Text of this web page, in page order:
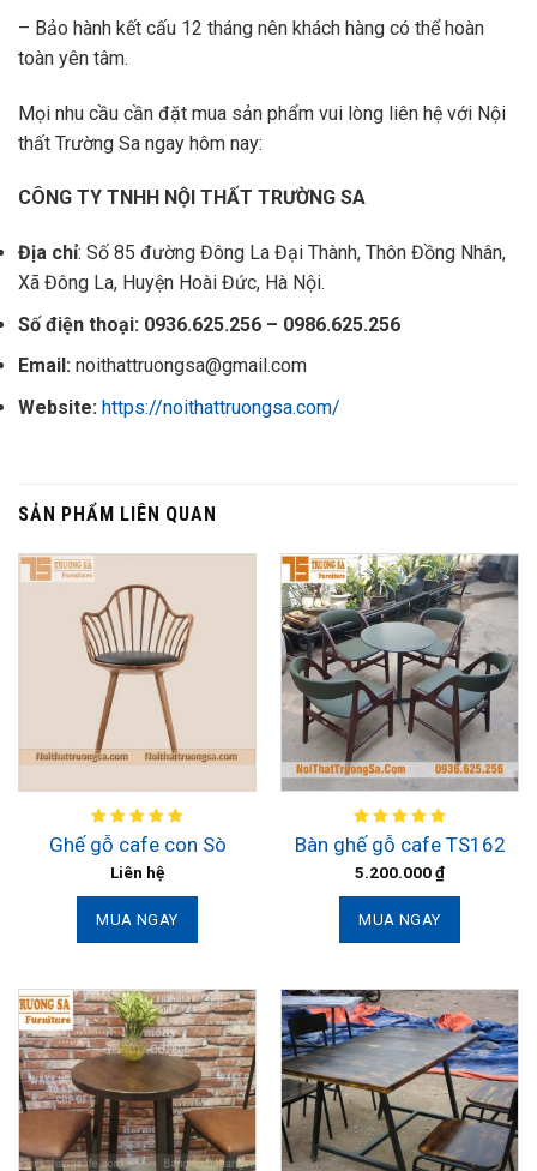
– Bảo hành kết cấu 12 tháng nên khách hàng có thể hoàn
toàn yên tâm.
Mọi nhu cầu cần đặt mua sản phẩm vui lòng liên hệ với Nội
thất Trường Sa ngay hôm nay:
CÔNG TY TNHH NỘI THẤT TRƯỜNG SA
Địa chỉ: Số 85 đường Đông La Đại Thành, Thôn Đồng Nhân,
Xã Đông La, Huyện Hoài Đức, Hà Nội.
Số điện thoại: 0936.625.256 – 0986.625.256
Email: noithattruongsa@gmail.com
Website: https://noithattruongsa.com/
SẢN PHẨM LIÊN QUAN
Ghế gỗ cafe con Sò
Liên hệ
MUA NGAY
Bàn ghế gỗ cafe TS162
5.200.000₫
MUA NGAY